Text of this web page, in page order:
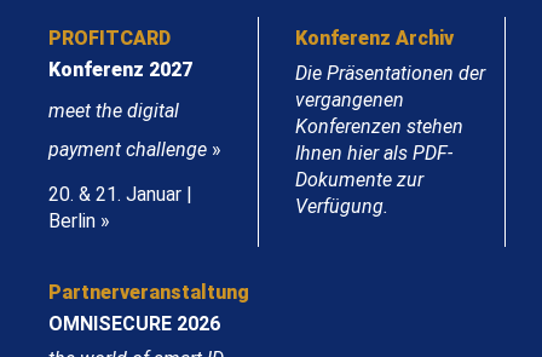
PROFITCARD
Konferenz 2027
meet the digital
payment challenge »
20. & 21. Januar |
Berlin »
Konferenz Archiv
Die Präsentationen der
vergangenen
Konferenzen stehen
Ihnen hier als PDF-
Dokumente zur
Verfügung.
Partnerveranstaltung
OMNISECURE 2026